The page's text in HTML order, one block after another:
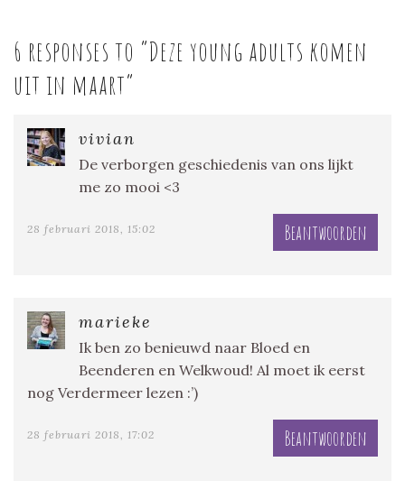
6 responses to “Deze young adults komen
uit in maart”
vivian
De verborgen geschiedenis van ons lijkt
me zo mooi <3
28 februari 2018, 15:02 Beantwoorden
marieke
Ik ben zo benieuwd naar Bloed en
Beenderen en Welkwoud! Al moet ik eerst
nog Verdermeer lezen :’)
28 februari 2018, 17:02 Beantwoorden